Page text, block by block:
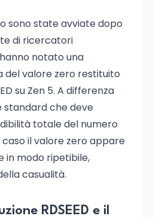
sono state avviate dopo
di ricercatori
notato una
del valore zero restituito
su Zen 5. A differenza
che deve
totale del numero
il valore zero appare
in modo ripetibile,
casualità.
RDSEED e il